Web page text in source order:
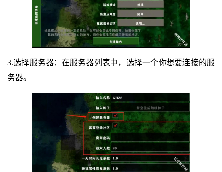
3.选择服务器：在服务器列表中，选择一个你想要连接的服
务器。